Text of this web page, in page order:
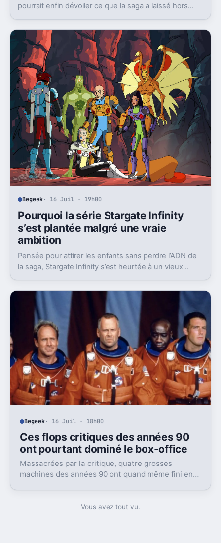
pourrait enfin dévoiler ce que la saga a laissé hors
Begeek· 16 Juil · 19h00
Pourquoi la série Stargate Infinity
s’est plantée malgré une vraie
ambition
Pensée pour attirer les enfants sans perdre l’ADN de
la saga, Stargate Infinity s’est heurtée à un vieux
Begeek· 16 Juil · 18h00
Ces flops critiques des années 90
ont pourtant dominé le box-office
Massacrées par la critique, quatre grosses
machines des années 90 ont quand même fini en